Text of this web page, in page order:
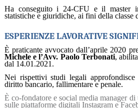
Ha conseguito i 24-CFU e il master
statistiche e giuridiche, ai fini della classe
ESPERIENZE LAVORATIVE
È praticante avvocato dall’aprile 2020
Michele e l’Avv. Paolo Terbonati,
dal 14.01.2021.
Nei rispettivi studi legali
diritto bancario, fallimentare e penale.
È co-fondatore e social media manager
sulle piattaforme digitali Instagram e